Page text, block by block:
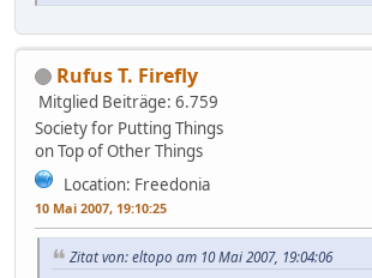
Rufus T. Firefly
Mitglied Beiträge: 6.759
Society for Putting Things
on Top of Other Things
Location: Freedonia
10 Mai 2007, 19:10:25
Zitat von: eltopo am 10 Mai 2007, 19:04:06